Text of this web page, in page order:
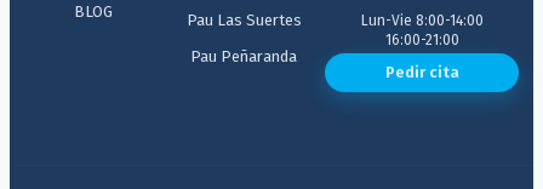
BLOG
Pau Las Suertes
Pau Peñaranda
Lun-Vie 8:00-14:00
16:00-21:00
Pedir cita